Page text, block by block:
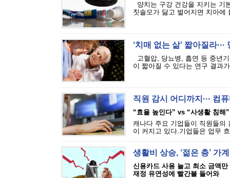
양치는 구강 건강을 지키는 기
칫솔모가 닳고 벌어지면 치아에
‘치매 없는 삶’ 짧아질라
고혈압, 당뇨병, 흡연 등 중년
이 짧아질 수 있다는 연구 결과
직원 감시 어디까지··· 컴
“효율 높인다” vs “사생활 침해”
캐나다 주요 기업들이 직원들의
이 커지고 있다.기업들은 업무
생활비 상승, ‘젊은 층’ 가
신용카드 사용 늘고 최소 금액만
재정 유연성에 빨간불 들어와